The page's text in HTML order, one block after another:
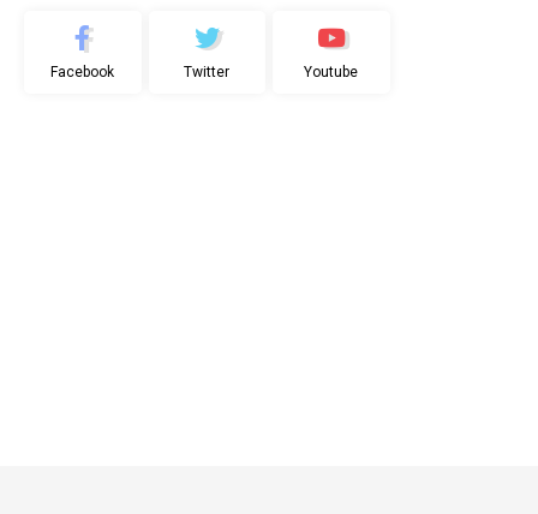
Facebook Twitter Youtube